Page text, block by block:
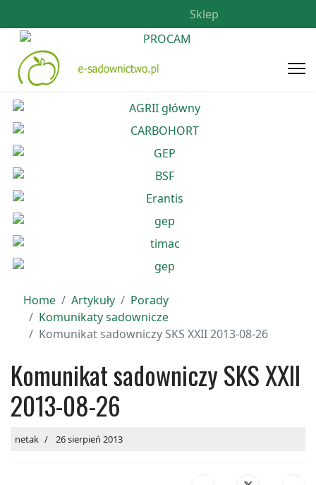
Sklep
Home Artykuły
Porady
Komunikaty sadownicze
Komunikat sadowniczy SKS XXII 2013-08-26
Komunikat sadowniczy SKS XXII
2013-08-26
netak 26 sierpień 2013